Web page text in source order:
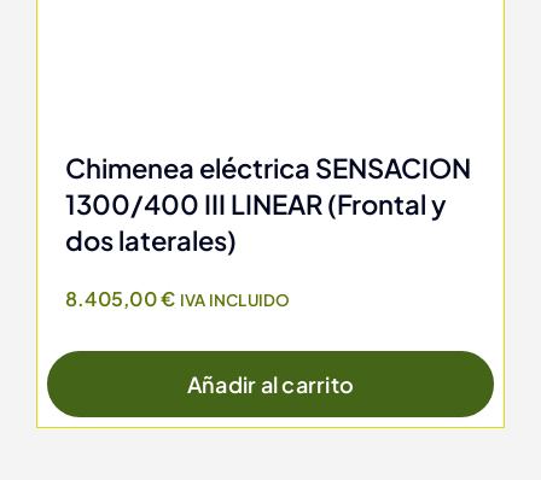
Chimenea eléctrica SENSACION
1300/400 III LINEAR (Frontal y
dos laterales)
8.405,00€ IVA INCLUIDO
Añadir al carrito